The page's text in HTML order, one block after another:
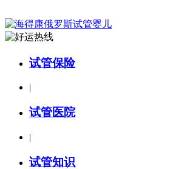
试管保险
|
试管医院
|
试管知识